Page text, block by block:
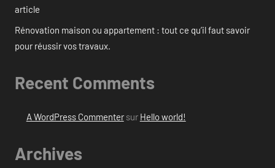
article
Rénovation maison ou appartement : tout ce qu’il faut savoir
pour réussir vos travaux.
Recent Comments
A WordPress Commentersur Hello world!
Archives